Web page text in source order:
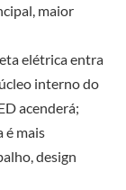
maior
elétrica entra
interno do
acenderá;
é mais
design